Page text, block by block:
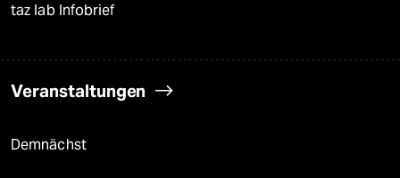
taz lab Infobrief
Veranstaltungen
Demnächst